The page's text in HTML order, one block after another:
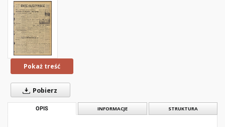
Pokaż treść
Pobierz
OPIS INFORMACJE STRUKTURA